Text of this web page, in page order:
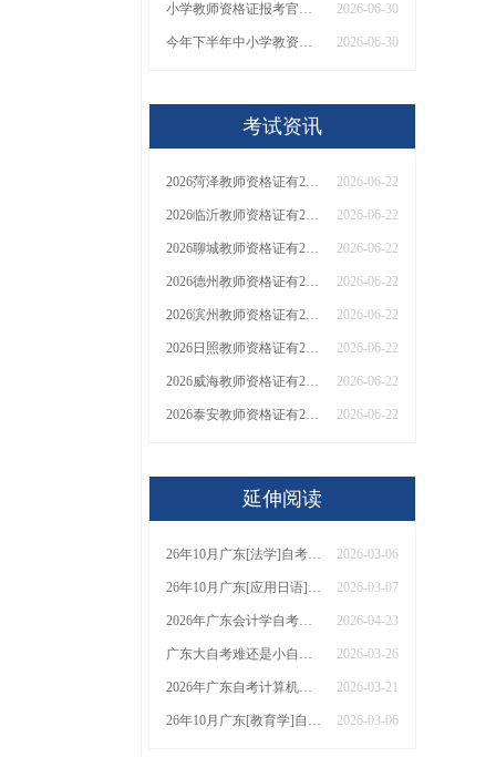
小学教师资格证报考官网入口今年 2026-06-30
今年下半年中小学教资报名照片最新规定？多少寸？ 2026-06-30
考试资讯
2026菏泽教师资格证有2000元补贴？怎么申请 2026-06-22
2026临沂教师资格证有2000元补贴？怎么申请 2026-06-22
2026聊城教师资格证有2000元补贴？怎么申请 2026-06-22
2026德州教师资格证有2000元补贴？怎么申请 2026-06-22
2026滨州教师资格证有2000元补贴？怎么申请 2026-06-22
2026日照教师资格证有2000元补贴？怎么申请 2026-06-22
2026威海教师资格证有2000元补贴？怎么申请 2026-06-22
2026泰安教师资格证有2000元补贴？怎么申请 2026-06-22
延伸阅读
26年10月广东[法学]自考本科开考哪些科目？ 2026-03-06
26年10月广东[应用日语]自考专科开考哪些科目？ 2026-03-07
2026年广东会计学自考本科科目与拿证时间解析！附毕业时间预估与备考策略！ 2026-04-23
广东大自考难还是小自考难呢 哪一个会更好？ 2026-03-26
2026年广东自考计算机应用技术专科报考指南：要考多少门？都考什么？ 2026-03-21
26年10月广东[教育学]自考本科开考哪些科目？ 2026-03-06